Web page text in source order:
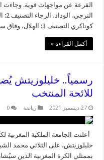
كوناكري التصنيف 3: الهلال، وفاق سطيف، شباب بلوزداد، بترو ...
أكمل القراءة »
رسمياً.. خليلوزيتش
للائحة المنتخب
27 ديسمبر 2021 رياضة 0
أعلنت الجامعة الملكية المغربية
خليلوزيتش، على الثلاثي محمد
بممثلي الكرة المغربية الذين